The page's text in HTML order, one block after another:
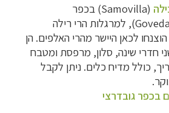
(Samovilla) בכפר
(Govedartsi), למרגלות הרי רילה
לכאן היישר מהרי האלפים. הן
חדרי שינה, סלון, מרפסת ומטבח
כולל מדיח כלים. ניתן לקבל
בכפר גובדרצי